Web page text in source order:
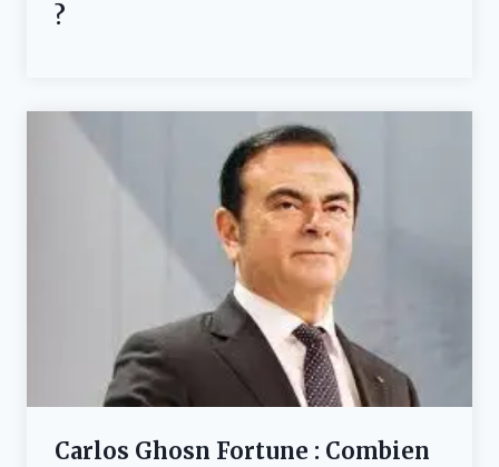
?
Carlos Ghosn Fortune : Combien